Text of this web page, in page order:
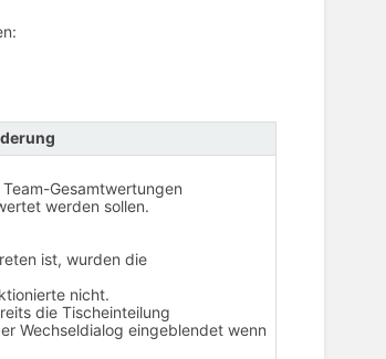
Gesamtwertungen
werden sollen.
ist, wurden die
nicht.
die Tischeinteilung
Wechseldialog eingeblendet wenn